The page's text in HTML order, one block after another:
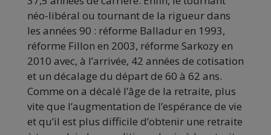
néo-libéral ou tournant de la rigueur dans
les années 90 : réforme Balladur en 1993,
réforme Fillon en 2003, réforme Sarkozy en
2010 avec, à l’arrivée, 42 années de cotisation
et un décalage du départ de 60 à 62 ans.
Comme on a décalé l’âge de la retraite, plus
vite que l’augmentation de l’espérance de vie
et qu’il est plus difficile d’obtenir une retraite